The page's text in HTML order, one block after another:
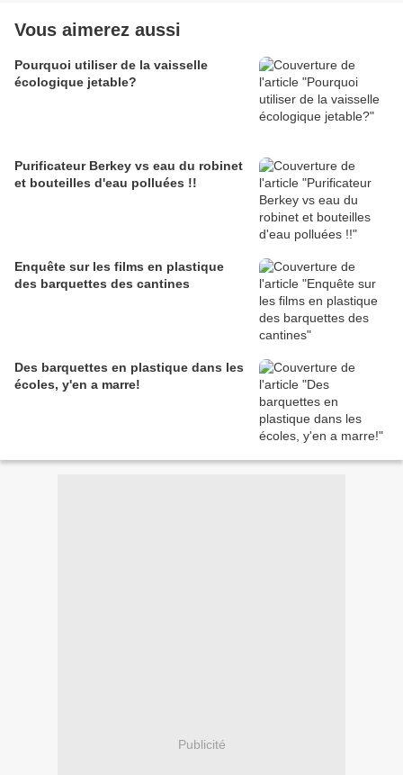
Vous aimerez aussi
Pourquoi utiliser de la vaisselle
écologique jetable?
Purificateur Berkey vs eau du robinet
et bouteilles d'eau polluées !!
Enquête sur les films en plastique
des barquettes des cantines
Des barquettes en plastique dans les
écoles, y'en a marre!
Publicité